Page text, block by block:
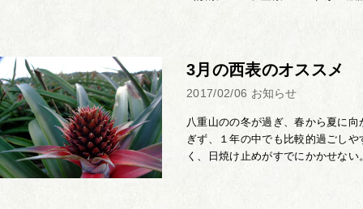
3月の西表のオススメ
2017/02/06 お知らせ
八重山のの冬が過ぎ、春から夏に
ぎず、１年の中でも比較的過ごし
く、日焼け止めがすでにかかせな